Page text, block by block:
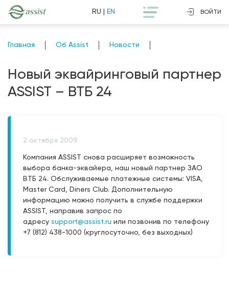
RU EN ВОЙТИ
Главная Об Assist Новости
Новый эквайринговый партнер
ASSIST – ВТБ 24
2 октября 2009
Компания ASSIST снова расширяет возможность
выбора банка-эквайера, наш новый партнер ЗАО
ВТБ 24. Обслуживаемые платежные системы: VISA,
Master Card, Diners Club. Дополнительную
информацию можно получить в службе поддержки
ASSIST, направив запрос по
адресу support@assist.ru или позвонив по телефону
+7 (812) 438-1000 (круглосуточно, без выходных)